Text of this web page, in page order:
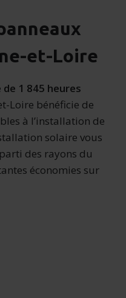
et-Loire
1 845 heures
Loire bénéficie de
à l’installation de
solaire vous
des rayons du
économies sur